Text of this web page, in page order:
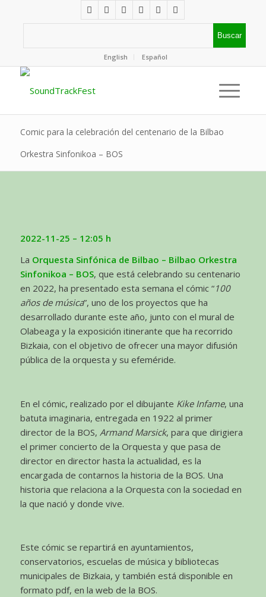
English Español
Comic para la celebración del centenario de la Bilbao
Orkestra Sinfonikoa – BOS
2022-11-25 – 12:05 h
La Orquesta Sinfónica de Bilbao – Bilbao Orkestra
Sinfonikoa – BOS, que está celebrando su centenario
en 2022, ha presentado esta semana el cómic “100
años de música”, uno de los proyectos que ha
desarrollado durante este año, junto con el mural de
Olabeaga y la exposición itinerante que ha recorrido
Bizkaia, con el objetivo de ofrecer una mayor difusión
pública de la orquesta y su efeméride.
En el cómic, realizado por el dibujante Kike Infame, una
batuta imaginaria, entregada en 1922 al primer
director de la BOS, Armand Marsick, para que dirigiera
el primer concierto de la Orquesta y que pasa de
director en director hasta la actualidad, es la
encargada de contarnos la historia de la BOS. Una
historia que relaciona a la Orquesta con la sociedad en
la que nació y donde vive.
Este cómic se repartirá en ayuntamientos,
conservatorios, escuelas de música y bibliotecas
municipales de Bizkaia, y también está disponible en
formato pdf, en la web de la BOS.